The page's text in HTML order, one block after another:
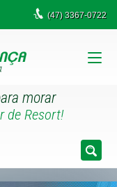
(47)3367-0722
morar
de Resort!